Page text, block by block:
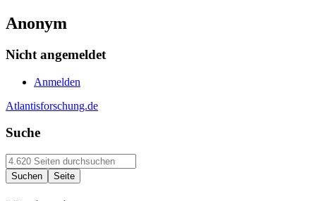
Anonym
Nicht angemeldet
Anmelden
Atlantisforschung.de
Suche